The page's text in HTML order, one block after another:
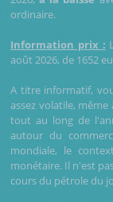
ordinaire.
Information prix :
août 2026, de 1652
A titre informatif,
assez volatile,
tout au long de
autour du
mondiale, le
monétaire. Il n'est
cours du pétrole du